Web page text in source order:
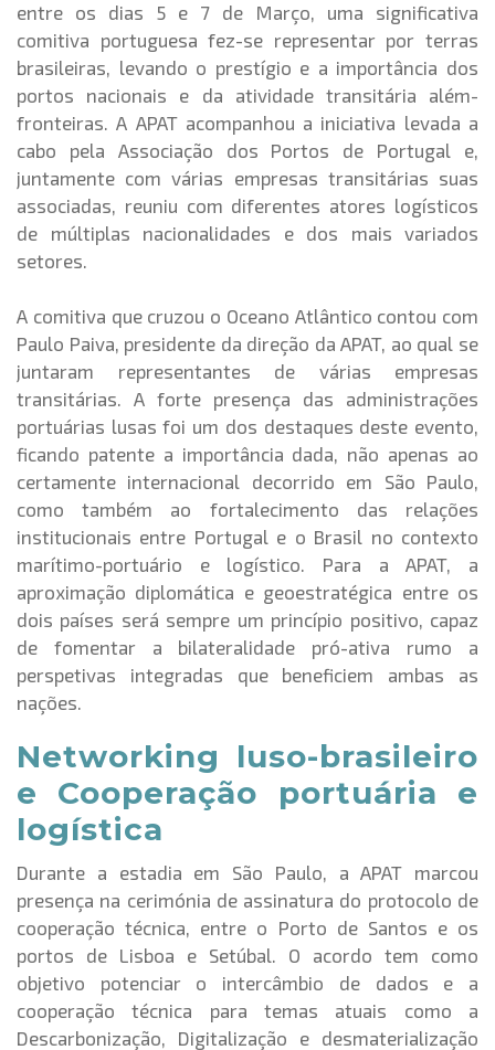
entre os dias 5 e 7 de Março, uma significativa
comitiva portuguesa fez-se representar por terras
brasileiras, levando o prestígio e a importância dos
portos nacionais e da atividade transitária além-
fronteiras. A APAT acompanhou a iniciativa levada a
cabo pela Associação dos Portos de Portugal e,
juntamente com várias empresas transitárias suas
associadas, reuniu com diferentes atores logísticos
de múltiplas nacionalidades e dos mais variados
setores.
A comitiva que cruzou o Oceano Atlântico contou com
Paulo Paiva, presidente da direção da APAT, ao qual se
juntaram representantes de várias empresas
transitárias. A forte presença das administrações
portuárias lusas foi um dos destaques deste evento,
ficando patente a importância dada, não apenas ao
certamente internacional decorrido em São Paulo,
como também ao fortalecimento das relações
institucionais entre Portugal e o Brasil no contexto
marítimo-portuário e logístico. Para a APAT, a
aproximação diplomática e geoestratégica entre os
dois países será sempre um princípio positivo, capaz
de fomentar a bilateralidade pró-ativa rumo a
perspetivas integradas que beneficiem ambas as
nações.
Networking luso-brasileiro
e Cooperação portuária e
logística
Durante a estadia em São Paulo, a APAT marcou
presença na cerimónia de assinatura do protocolo de
cooperação técnica, entre o Porto de Santos e os
portos de Lisboa e Setúbal. O acordo tem como
objetivo potenciar o intercâmbio de dados e a
cooperação técnica para temas atuais como a
Descarbonização, Digitalização e desmaterialização